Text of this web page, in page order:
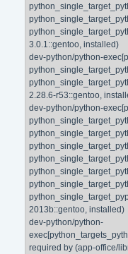
3.0.1::gentoo, installed)
dev-python/python-
2.28.6-r53::gentoo,
dev-python/python-
2013b::gentoo, installed)
dev-python/python-
required by (app-office/